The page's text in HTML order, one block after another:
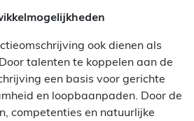
ook dienen als
talenten te koppelen aan de
een basis voor gerichte
en loopbaanpaden. Door de
competenties en natuurlijke